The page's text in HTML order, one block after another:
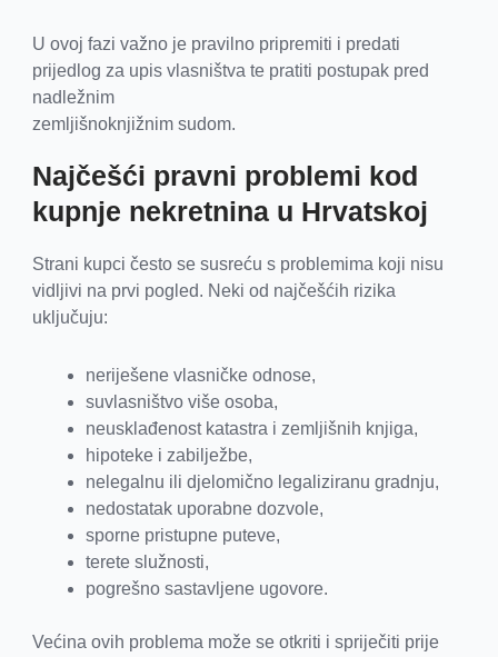
U ovoj fazi važno je pravilno pripremiti i predati
prijedlog za upis vlasništva te pratiti postupak pred
nadležnim
zemljišnoknjižnim sudom.
Najčešći pravni problemi kod
kupnje nekretnina u Hrvatskoj
Strani kupci često se susreću s problemima koji nisu
vidljivi na prvi pogled. Neki od najčešćih rizika
uključuju:
neriješene vlasničke odnose,
suvlasništvo više osoba,
neusklađenost katastra i zemljišnih knjiga,
hipoteke i zabilježbe,
nelegalnu ili djelomično legaliziranu gradnju,
nedostatak uporabne dozvole,
sporne pristupne puteve,
terete služnosti,
pogrešno sastavljene ugovore.
Većina ovih problema može se otkriti i spriječiti prije